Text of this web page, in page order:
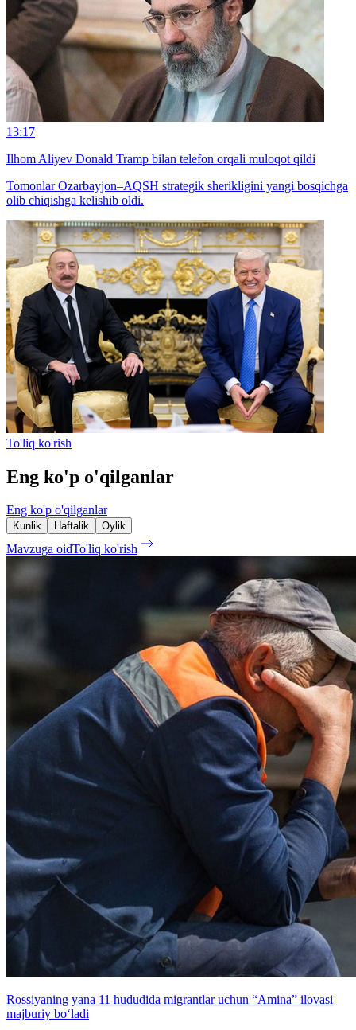
13:17
Ilhom Aliyev Donald Tramp bilan telefon orqali muloqot qildi
Tomonlar Ozarbayjon–AQSH strategik sherikligini yangi bosqichga
olib chiqishga kelishib oldi.
To'liq ko'rish
Eng ko'p o'qilganlar
Eng ko'p o'qilganlar
Kunlik Haftalik Oylik
Mavzuga oidTo'liq ko'rish
Rossiyaning yana 11 hududida migrantlar uchun “Amina” ilovasi
majburiy bo‘ladi